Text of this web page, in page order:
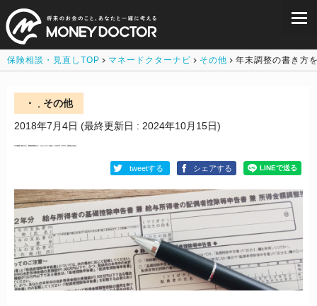
保険相談・見直しTOP マネードクターナビ その他 年末調整の書き方
・
その他
2018年7月4日 (最終更新日 : 2024年10月15日)
tweetする シェアする